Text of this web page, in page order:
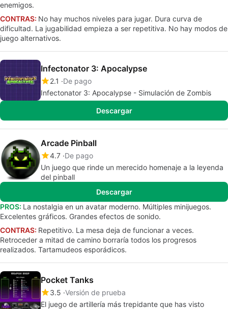
enemigos.
CONTRAS: No hay muchos niveles para jugar. Dura curva de
dificultad. La jugabilidad empieza a ser repetitiva. No hay modos de
juego alternativos.
Infectonator 3: Apocalypse
2.1
De pago
Infectonator 3: Apocalypse - Simulación de Zombis
Descargar
Arcade Pinball
4.7 De pago
Un juego que rinde un merecido homenaje a la leyenda
del pinball
Descargar
PROS: La nostalgia en un avatar moderno. Múltiples minijuegos.
Excelentes gráficos. Grandes efectos de sonido.
CONTRAS: Repetitivo. La mesa deja de funcionar a veces.
Retroceder a mitad de camino borraría todos los progresos
realizados. Tartamudeos esporádicos.
Pocket Tanks
3.5 Versión de prueba
El juego de artillería más trepidante que has visto